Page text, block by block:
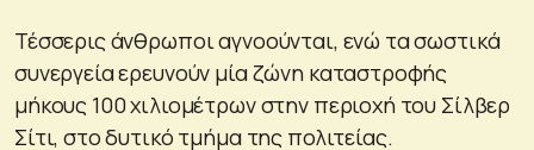
Τέσσερις άνθρωποι αγνοούνται, ενώ τα σωστικά
συνεργεία ερευνούν μία ζώνη καταστροφής
μήκους 100 χιλιομέτρων στην περιοχή του Σίλβερ
Σίτι, στο δυτικό τμήμα της πολιτείας.